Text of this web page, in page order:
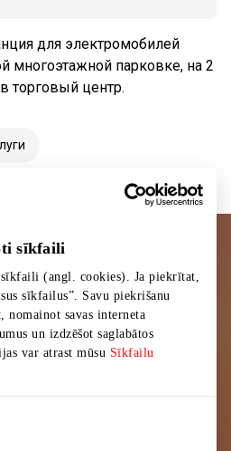
sīkfaili
(angl. cookies). Ja piekrītat,
sīkfailus”. Savu piekrišanu
savas interneta
un izdzēšot saglabātos
var atrast mūsu Sīkfailu
для электромобилей
многоэтажной парковке, на 2
торговый центр.
на рассылку
лучших предложениях,
свежей информации от